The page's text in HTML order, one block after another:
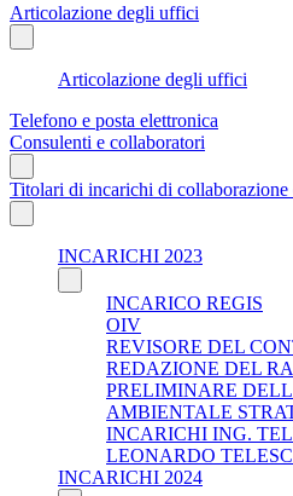
Articolazione degli uffici
Articolazione degli uffici
Telefono e posta elettronica
Consulenti e collaboratori
Titolari di incarichi di collaborazione
INCARICHI 2023
INCARICO REGIS
OIV
REVISORE DEL
REDAZIONE DEL
PRELIMINARE
AMBIENTALE
INCARICHI ING.
LEONARDO
INCARICHI 2024